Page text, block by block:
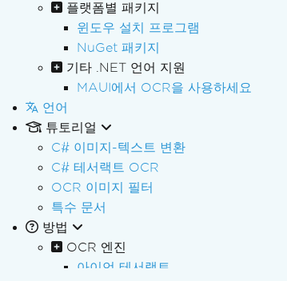
플랫폼별 패키지
윈도우 설치 프로그램
NuGet 패키지
기타 .NET 언어 지원
MAUI에서 OCR을 사용하세요
언어
튜토리얼
C# 이미지-텍스트 변환
C# 테서랙트 OCR
OCR 이미지 필터
특수 문서
방법
OCR 엔진
아이언 테서랙트